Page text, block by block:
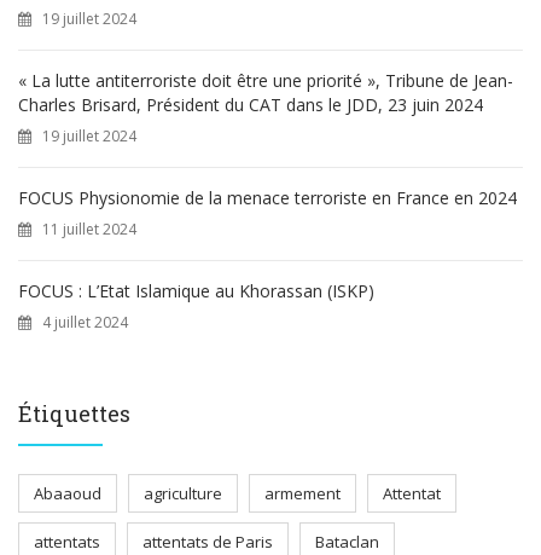
19 juillet 2024
« La lutte antiterroriste doit être une priorité », Tribune de Jean-
Charles Brisard, Président du CAT dans le JDD, 23 juin 2024
19 juillet 2024
FOCUS Physionomie de la menace terroriste en France en 2024
11 juillet 2024
FOCUS : L’Etat Islamique au Khorassan (ISKP)
4 juillet 2024
Étiquettes
Abaaoud agriculture armement Attentat
attentats attentats de Paris Bataclan